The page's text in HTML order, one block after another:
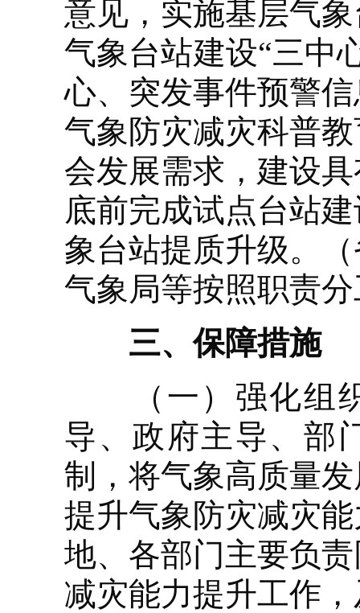
意见，实施基层气
气象台站建设“三中
心、突发事件预警
气象防灾减灾科普
会发展需求，建设
底前完成试点台站
象台站提质升级。
气象局等按照职责
三、保障措施
（一）强化组织
导、政府主导、部
制，将气象高质量
提升气象防灾减灾
地、各部门主要负
减灾能力提升工作